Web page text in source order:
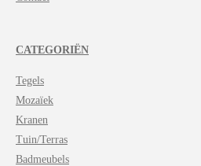
CATEGORIËN
Tegels
Mozaïek
Kranen
Tuin/Terras
Badmeubels